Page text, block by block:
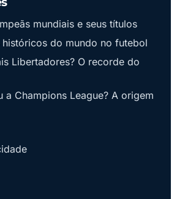
mundiais e seus títulos
históricos do mundo no futebol
Libertadores? O recorde do
a Champions League? A origem